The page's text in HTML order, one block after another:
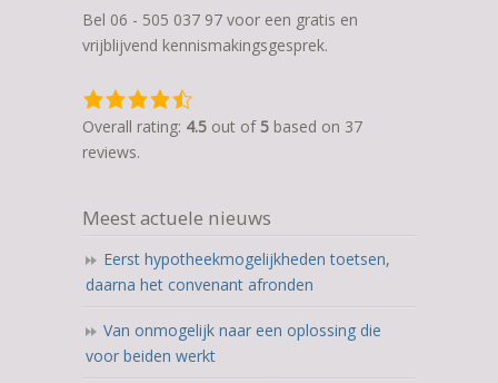
Bel 06 - 505 037 97 voor een gratis en
vrijblijvend kennismakingsgesprek.
4,5
rating
based
ratings
Overall rating: 4.5 out of 5 based on 37
reviews.
Meest actuele nieuws
Eerst hypotheekmogelijkheden toetsen,
daarna het convenant afronden
Van onmogelijk naar een oplossing die
voor beiden werkt